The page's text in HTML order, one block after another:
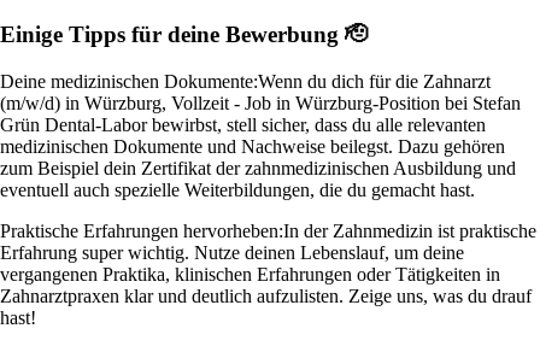
Einige Tipps für deine Bewerbung 🫡
Deine medizinischen Dokumente:Wenn du dich für die Zahnarzt
(m/w/d) in Würzburg, Vollzeit - Job in Würzburg-Position bei Stefan
Grün Dental-Labor bewirbst, stell sicher, dass du alle relevanten
medizinischen Dokumente und Nachweise beilegst. Dazu gehören
zum Beispiel dein Zertifikat der zahnmedizinischen Ausbildung und
eventuell auch spezielle Weiterbildungen, die du gemacht hast.
Praktische Erfahrungen hervorheben:In der Zahnmedizin ist praktische
Erfahrung super wichtig. Nutze deinen Lebenslauf, um deine
vergangenen Praktika, klinischen Erfahrungen oder Tätigkeiten in
Zahnarztpraxen klar und deutlich aufzulisten. Zeige uns, was du drauf
hast!